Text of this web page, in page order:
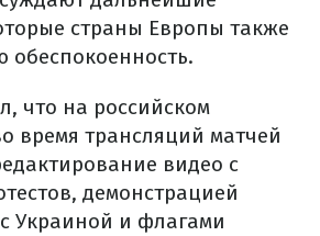
страны Европы также
обеспокоенность.
что на российском
время трансляций матчей
видео с
демонстрацией
Украиной и флагами